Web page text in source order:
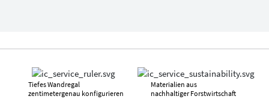
Tiefes Wandregal
zentimetergenau konfigurieren
Materialien aus
nachhaltiger Forstwirtschaft